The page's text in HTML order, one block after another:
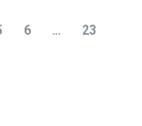
Side
6 … Side
23